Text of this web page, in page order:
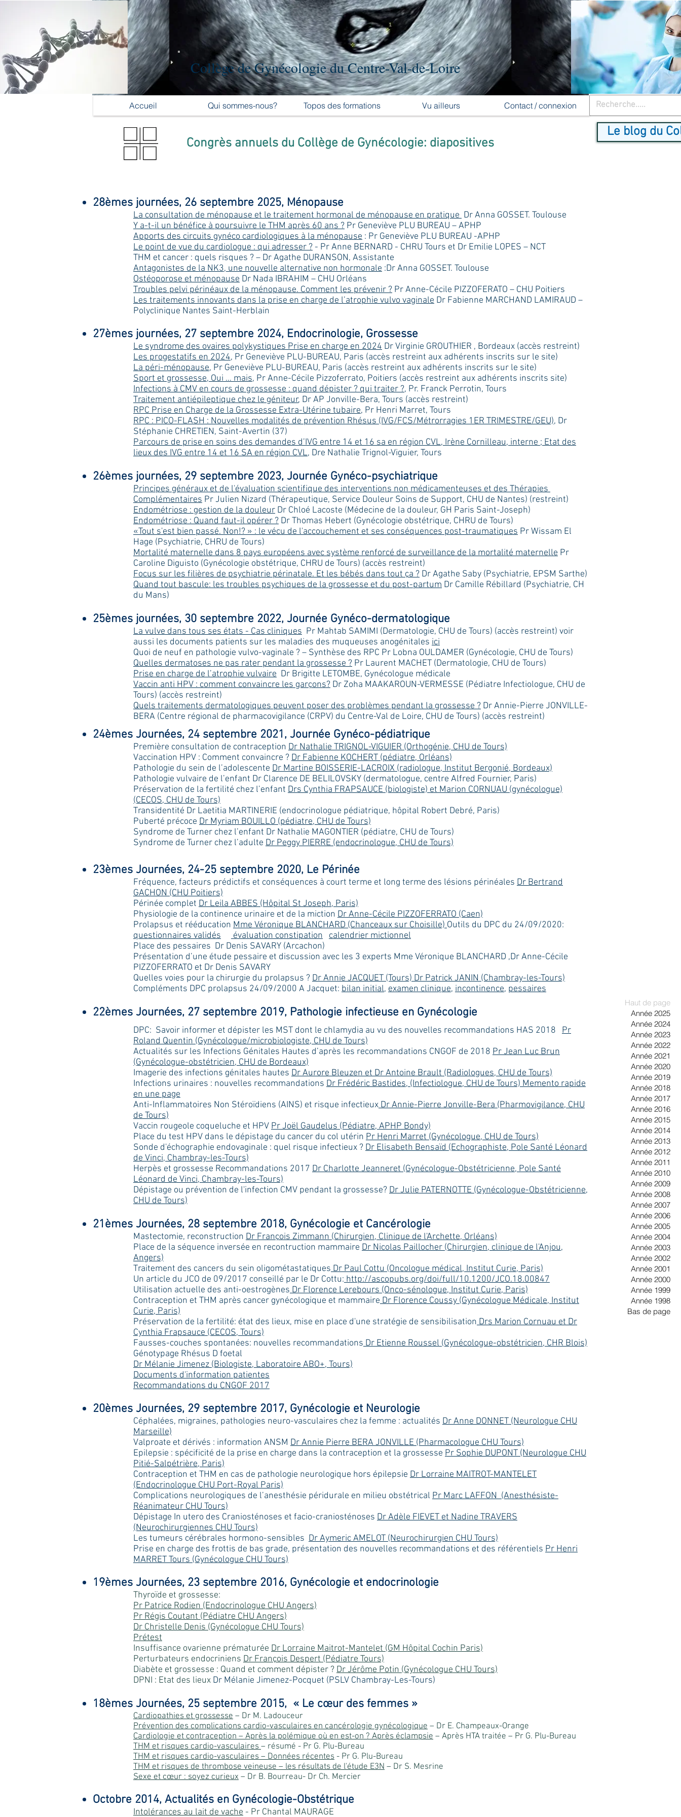
Collège de Gynécologie du Centre-Val-de-Loire
Accueil Qui sommes-nous? Topos des formations Vu ailleurs Contact / connexion
Haut de page
Année 2025
Année 2024
Année 2023
Année 2022
Année 2021
Année 2020
Année 2019
Année 2018
Année 2017
Année 2016
Année 2015
Année 2014
Année 2013
Année 2012
Année 2011
Année 2010
Année 2009
Année 2008
Année 2007
Année 2006
Année 2005
Année 2004
Année 2003
Année 2002
Année 2001
Année 2000
Année 1999
Année 1998
Bas de page
Congrès annuels du Collège de Gynécologie: diapositives
28èmes journées, 26 septembre 2025, Ménopause
La consultation de ménopause et le traitement hormonal de ménopause en pratique Dr Anna GOSSET. Toulouse
Y a-t-il un bénéfice à poursuivre le THM après 60 ans ? Pr Geneviève PLU BUREAU – APHP
Apports des circuits gynéco cardiologiques à la ménopause : Pr Geneviève PLU BUREAU -APHP
Le point de vue du cardiologue : qui adresser ? - Pr Anne BERNARD - CHRU Tours et Dr Emilie LOPES – NCT
THM et cancer : quels risques ? – Dr Agathe DURANSON, Assistante
Antagonistes de la NK3, une nouvelle alternative non hormonale :Dr Anna GOSSET. Toulouse
Ostéoporose et ménopause Dr Nada IBRAHIM – CHU Orléans
Troubles pelvi périnéaux de la ménopause. Comment les prévenir ? Pr Anne-Cécile PIZZOFERATO – CHU Poitiers
Les traitements innovants dans la prise en charge de l’atrophie vulvo vaginale Dr Fabienne MARCHAND LAMIRAUD –
Polyclinique Nantes Saint-Herblain
27èmes journées, 27 septembre 2024, Endocrinologie, Grossesse
Le syndrome des ovaires polykystiques Prise en charge en 2024 Dr Virginie GROUTHIER , Bordeaux (accès restreint)
Les progestatifs en 2024, Pr Geneviève PLU-BUREAU, Paris (accès restreint aux adhérents inscrits sur le site)
La péri-ménopause, Pr Geneviève PLU-BUREAU, Paris (accès restreint aux adhérents inscrits sur le site)
Sport et grossesse, Oui … mais, Pr Anne-Cécile Pizzoferrato, Poitiers (accès restreint aux adhérents inscrits site)
Infections à CMV en cours de grossesse : quand dépister ? qui traiter ?, Pr. Franck Perrotin, Tours
Traitement antiépileptique chez le géniteur, Dr AP Jonville-Bera, Tours (accès restreint)
RPC Prise en Charge de la Grossesse Extra-Utérine tubaire, Pr Henri Marret, Tours
RPC : PICO-FLASH : Nouvelles modalités de prévention Rhésus (IVG/FCS/Métrorragies 1ER TRIMESTRE/GEU), Dr
Stéphanie CHRETIEN, Saint-Avertin (37)
Parcours de prise en soins des demandes d’IVG entre 14 et 16 sa en région CVL, Irène Cornilleau, interne ; Etat des
lieux des IVG entre 14 et 16 SA en région CVL, Dre Nathalie Trignol-Viguier, Tours
26èmes journées, 29 septembre 2023, Journée Gynéco-psychiatrique
Principes généraux et de l'évaluation scientifique des interventions non médicamenteuses et des Thérapies
Complémentaires Pr Julien Nizard (Thérapeutique, Service Douleur Soins de Support, CHU de Nantes) (restreint)
Endométriose : gestion de la douleur Dr Chloé Lacoste (Médecine de la douleur, GH Paris Saint-Joseph)
Endométriose : Quand faut-il opérer ? Dr Thomas Hebert (Gynécologie obstétrique, CHRU de Tours)
«Tout s'est bien passé. Non!? » : le vécu de l'accouchement et ses conséquences post-traumatiques Pr Wissam El
Hage (Psychiatrie, CHRU de Tours)
Mortalité maternelle dans 8 pays européens avec système renforcé de surveillance de la mortalité maternelle Pr
Caroline Diguisto (Gynécologie obstétrique, CHRU de Tours) (accès restreint)
Focus sur les filières de psychiatrie périnatale. Et les bébés dans tout ça ? Dr Agathe Saby (Psychiatrie, EPSM Sarthe)
Quand tout bascule: les troubles psychiques de la grossesse et du post-partum Dr Camille Rébillard (Psychiatrie, CH
du Mans)
25èmes journées, 30 septembre 2022, Journée Gynéco-dermatologique
La vulve dans tous ses états - Cas cliniques Pr Mahtab SAMIMI (Dermatologie, CHU de Tours) (accès restreint) voir
aussi les documents patients sur les maladies des muqueuses anogénitales ici
Quoi de neuf en pathologie vulvo-vaginale ? – Synthèse des RPC Pr Lobna OULDAMER (Gynécologie, CHU de Tours)
Quelles dermatoses ne pas rater pendant la grossesse ? Pr Laurent MACHET (Dermatologie, CHU de Tours)
Prise en charge de l’atrophie vulvaire Dr Brigitte LETOMBE, Gynécologue médicale
Vaccin anti HPV : comment convaincre les garçons? Dr Zoha MAAKAROUN-VERMESSE (Pédiatre Infectiologue, CHU de
Tours) (accès restreint)
Quels traitements dermatologiques peuvent poser des problèmes pendant la grossesse ? Dr Annie-Pierre JONVILLE-
BERA (Centre régional de pharmacovigilance (CRPV) du Centre-Val de Loire, CHU de Tours) (accès restreint)
24èmes Journées, 24 septembre 2021, Journée Gynéco-pédiatrique
Première consultation de contraception Dr Nathalie TRIGNOL-VIGUIER (Orthogénie, CHU de Tours)
Vaccination HPV : Comment convaincre ? Dr Fabienne KOCHERT (pédiatre, Orléans)
Pathologie du sein de l’adolescente Dr Martine BOISSERIE-LACROIX (radiologue, Institut Bergonié, Bordeaux)
Pathologie vulvaire de l’enfant Dr Clarence DE BELILOVSKY (dermatologue, centre Alfred Fournier, Paris)
Préservation de la fertilité chez l’enfant Drs Cynthia FRAPSAUCE (biologiste) et Marion CORNUAU (gynécologue)
(CECOS, CHU de Tours)
Transidentité Dr Laetitia MARTINERIE (endocrinologue pédiatrique, hôpital Robert Debré, Paris)
Puberté précoce Dr Myriam BOUILLO (pédiatre, CHU de Tours)
Syndrome de Turner chez l’enfant Dr Nathalie MAGONTIER (pédiatre, CHU de Tours)
Syndrome de Turner chez l’adulte Dr Peggy PIERRE (endocrinologue, CHU de Tours)
23èmes Journées, 24-25 septembre 2020, Le Périnée
Fréquence, facteurs prédictifs et conséquences à court terme et long terme des lésions périnéales Dr Bertrand
GACHON (CHU Poitiers)
Périnée complet Dr Leila ABBES (Hôpital St Joseph, Paris)
Physiologie de la continence urinaire et de la miction Dr Anne-Cécile PIZZOFERRATO (Caen)
Prolapsus et rééducation Mme Véronique BLANCHARD (Chanceaux sur Choisille) Outils du DPC du 24/09/2020:
questionnaires validés
évaluation constipation
calendrier mictionnel
Place des pessaires Dr Denis SAVARY (Arcachon)
Présentation d’une étude pessaire et discussion avec les 3 experts Mme Véronique BLANCHARD ,Dr Anne-Cécile
PIZZOFERRATO et Dr Denis SAVARY
Quelles voies pour la chirurgie du prolapsus ? Dr Annie JACQUET (Tours) Dr Patrick JANIN (Chambray-les-Tours)
Compléments DPC prolapsus 24/09/2000 A Jacquet: bilan initial, examen clinique, incontinence, pessaires
22èmes Journées, 27 septembre 2019, Pathologie infectieuse en Gynécologie
DPC: Savoir informer et dépister les MST dont le chlamydia au vu des nouvelles recommandations HAS 2018 Pr
Roland Quentin (Gynécologue/microbiologiste, CHU de Tours)
Actualités sur les Infections Génitales Hautes d’après les recommandations CNGOF de 2018 Pr Jean Luc Brun
(Gynécologue-obstétricien, CHU de Bordeaux)
Imagerie des infections génitales hautes Dr Aurore Bleuzen et Dr Antoine Brault (Radiologues, CHU de Tours)
Infections urinaires : nouvelles recommandations Dr Frédéric Bastides, (Infectiologue, CHU de Tours) Memento rapide
en une page
Anti-Inflammatoires Non Stéroïdiens (AINS) et risque infectieux Dr Annie-Pierre Jonville-Bera (Pharmovigilance, CHU
de Tours)
Vaccin rougeole coqueluche et HPV Pr Joël Gaudelus (Pédiatre, APHP Bondy)
Place du test HPV dans le dépistage du cancer du col utérin Pr Henri Marret (Gynécologue, CHU de Tours)
Sonde d'échographie endovaginale : quel risque infectieux ? Dr Elisabeth Bensaïd (Echographiste, Pole Santé Léonard
de Vinci, Chambray-les-Tours)
Herpès et grossesse Recommandations 2017 Dr Charlotte Jeanneret (Gynécologue-Obstétricienne, Pole Santé
Léonard de Vinci, Chambray-les-Tours)
Dépistage ou prévention de l'infection CMV pendant la grossesse? Dr Julie PATERNOTTE (Gynécologue-Obstétricienne,
CHU de Tours)
21èmes Journées, 28 septembre 2018, Gynécologie et Cancérologie
Mastectomie, reconstruction Dr François Zimmann (Chirurgien, Clinique de l'Archette, Orléans)
Place de la séquence inversée en recontruction mammaire Dr Nicolas Paillocher (Chirurgien, clinique de l'Anjou,
Angers)
Traitement des cancers du sein oligométastatiques Dr Paul Cottu (Oncologue médical, Institut Curie, Paris)
Un article du JCO de 09/2017 conseillé par le Dr Cottu: http://ascopubs.org/doi/full/10.1200/JCO.18.00847
Utilisation actuelle des anti-oestrogènes Dr Florence Lerebours (Onco-sénologue, Institut Curie, Paris)
Contraception et THM après cancer gynécologique et mammaire Dr Florence Coussy (Gynécologue Médicale, Institut
Curie, Paris)
Préservation de la fertilité: état des lieux, mise en place d'une stratégie de sensibilisation Drs Marion Cornuau et Dr
Cynthia Frapsauce (CECOS, Tours)
Fausses-couches spontanées: nouvelles recommandations Dr Etienne Roussel (Gynécologue-obstétricien, CHR Blois)
Génotypage Rhésus D foetal
Dr Mélanie Jimenez (Biologiste, Laboratoire ABO+, Tours)
Documents d'information patientes
Recommandations du CNGOF 2017
20èmes Journées, 29 septembre 2017, Gynécologie et Neurologie
Céphalées, migraines, pathologies neuro-vasculaires chez la femme : actualités Dr Anne DONNET (Neurologue CHU
Marseille)
Valproate et dérivés : information ANSM Dr Annie Pierre BERA JONVILLE (Pharmacologue CHU Tours)
Epilepsie : spécificité de la prise en charge dans la contraception et la grossesse Pr Sophie DUPONT (Neurologue CHU
Pitié-Salpétrière, Paris)
Contraception et THM en cas de pathologie neurologique hors épilepsie Dr Lorraine MAITROT-MANTELET
(Endocrinologue CHU Port-Royal Paris)
Complications neurologiques de l’anesthésie péridurale en milieu obstétrical Pr Marc LAFFON (Anesthésiste-
Réanimateur CHU Tours)
Dépistage In utero des Craniosténoses et facio-craniosténoses Dr Adèle FIEVET et Nadine TRAVERS
(Neurochirurgiennes CHU Tours)
Les tumeurs cérébrales hormono-sensibles Dr Aymeric AMELOT (Neurochirurgien CHU Tours)
Prise en charge des frottis de bas grade, présentation des nouvelles recommandations et des référentiels Pr Henri
MARRET Tours (Gynécologue CHU Tours)
19èmes Journées, 23 septembre 2016, Gynécologie et endocrinologie
Thyroïde et grossesse:
Pr Patrice Rodien (Endocrinologue CHU Angers)
Pr Régis Coutant (Pédiatre CHU Angers)
Dr Christelle Denis (Gynécologue CHU Tours)
Prétest
Insuffisance ovarienne prématurée Dr Lorraine Maitrot-Mantelet (GM Hôpital Cochin Paris)
Perturbateurs endocriniens Dr François Despert (Pédiatre Tours)
Diabète et grossesse : Quand et comment dépister ? Dr Jérôme Potin (Gynécologue CHU Tours)
DPNI : Etat des lieux Dr Mélanie Jimenez-Pocquet (PSLV Chambray-Les-Tours)
18èmes Journées, 25 septembre 2015, « Le cœur des femmes »
Cardiopathies et grossesse – Dr M. Ladouceur
Prévention des complications cardio-vasculaires en cancérologie gynécologique – Dr E. Champeaux-Orange
Cardiologie et contraception – Après la polémique où en est-on ? Après éclampsie – Après HTA traitée – Pr G. Plu-Bureau
THM et risques cardio-vasculaires– résumé - Pr G. Plu-Bureau
THM et risques cardio-vasculaires – Données récentes - Pr G. Plu-Bureau
THM et risques de thrombose veineuse – les résultats de l'étude E3N – Dr S. Mesrine
Sexe et cœur : soyez curieux – Dr B. Bourreau- Dr Ch. Mercier
Octobre 2014, Actualités en Gynécologie-Obstétrique
Intolérances au lait de vache - Pr Chantal MAURAGE
Le blog du